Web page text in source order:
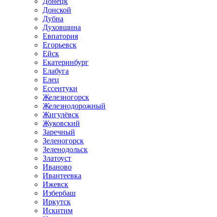
Донской
Дубна
Духовщина
Евпатория
Егорьевск
Ейск
Екатеринбург
Елабуга
Елец
Ессентуки
Железногорск
Железнодорожный
Жигулёвск
Жуковский
Заречный
Зеленогорск
Зеленодольск
Златоуст
Иваново
Ивантеевка
Ижевск
Избербаш
Иркутск
Искитим